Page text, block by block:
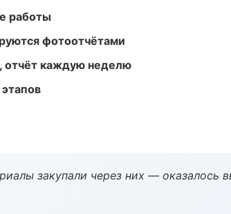
работы
фотоотчётами
отчёт каждую неделю
закупали через них — оказалось